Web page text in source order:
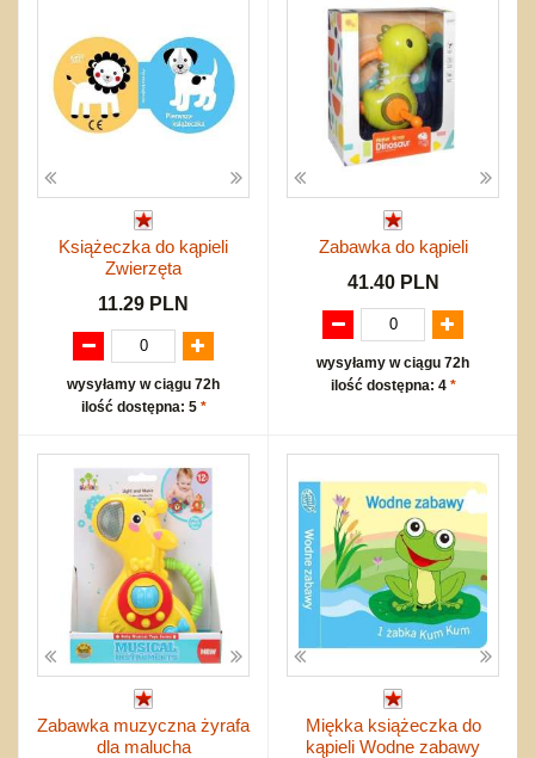
Książeczka do kąpieli
Zwierzęta
11.29 PLN
wysyłamy w ciągu 72h
ilość dostępna: 5 *
Zabawka do kąpieli
41.40 PLN
wysyłamy w ciągu 72h
ilość dostępna: 4 *
Zabawka muzyczna żyrafa
dla malucha
Miękka książeczka do
kąpieli Wodne zabawy